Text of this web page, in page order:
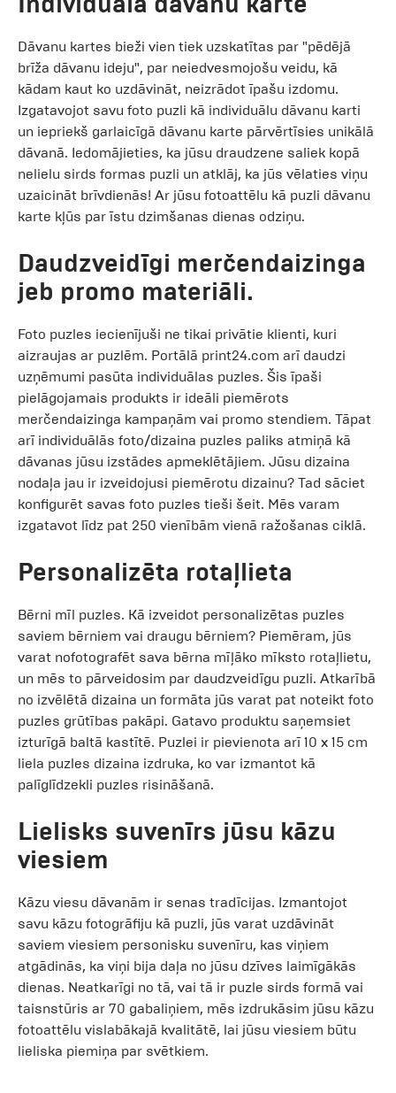
Dāvanu kartes bieži vien tiek uzskatītas par "pēdējā
brīža dāvanu ideju", par neiedvesmojošu veidu, kā
kādam kaut ko uzdāvināt, neizrādot īpašu izdomu.
Izgatavojot savu foto puzli kā individuālu dāvanu karti
un iepriekš garlaicīgā dāvanu karte pārvērtīsies unikālā
dāvanā. Iedomājieties, ka jūsu draudzene saliek kopā
nelielu sirds formas puzli un atklāj, ka jūs vēlaties viņu
uzaicināt brīvdienās! Ar jūsu fotoattēlu kā puzli dāvanu
karte kļūs par īstu dzimšanas dienas odziņu.
Daudzveidīgi merčendaizinga
jeb promo materiāli.
Foto puzles iecienījuši ne tikai privātie klienti, kuri
aizraujas ar puzlēm. Portālā print24.com arī daudzi
uzņēmumi pasūta individuālas puzles. Šis īpaši
pielāgojamais produkts ir ideāli piemērots
merčendaizinga kampaņām vai promo stendiem. Tāpat
arī individuālās foto/dizaina puzles paliks atmiņā kā
dāvanas jūsu izstādes apmeklētājiem. Jūsu dizaina
nodaļa jau ir izveidojusi piemērotu dizainu? Tad sāciet
konfigurēt savas foto puzles tieši šeit. Mēs varam
izgatavot līdz pat 250 vienībām vienā ražošanas ciklā.
Personalizēta rotaļlieta
Bērni mīl puzles. Kā izveidot personalizētas puzles
saviem bērniem vai draugu bērniem? Piemēram, jūs
varat nofotografēt sava bērna mīļāko mīksto rotaļlietu,
un mēs to pārveidosim par daudzveidīgu puzli. Atkarībā
no izvēlētā dizaina un formāta jūs varat pat noteikt foto
puzles grūtības pakāpi. Gatavo produktu saņemsiet
izturīgā baltā kastītē. Puzlei ir pievienota arī 10 x 15 cm
liela puzles dizaina izdruka, ko var izmantot kā
palīglīdzekli puzles risināšanā.
Lielisks suvenīrs jūsu kāzu
viesiem
Kāzu viesu dāvanām ir senas tradīcijas. Izmantojot
savu kāzu fotogrāfiju kā puzli, jūs varat uzdāvināt
saviem viesiem personisku suvenīru, kas viņiem
atgādinās, ka viņi bija daļa no jūsu dzīves laimīgākās
dienas. Neatkarīgi no tā, vai tā ir puzle sirds formā vai
taisnstūris ar 70 gabaliņiem, mēs izdrukāsim jūsu kāzu
fotoattēlu vislabākajā kvalitātē, lai jūsu viesiem būtu
lieliska piemiņa par svētkiem.